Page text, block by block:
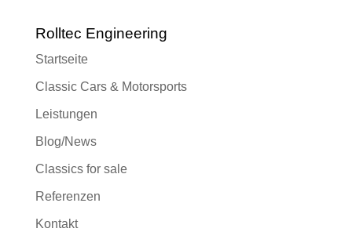
Rolltec Engineering
Startseite
Classic Cars & Motorsports
Leistungen
Blog/News
Classics for sale
Referenzen
Kontakt